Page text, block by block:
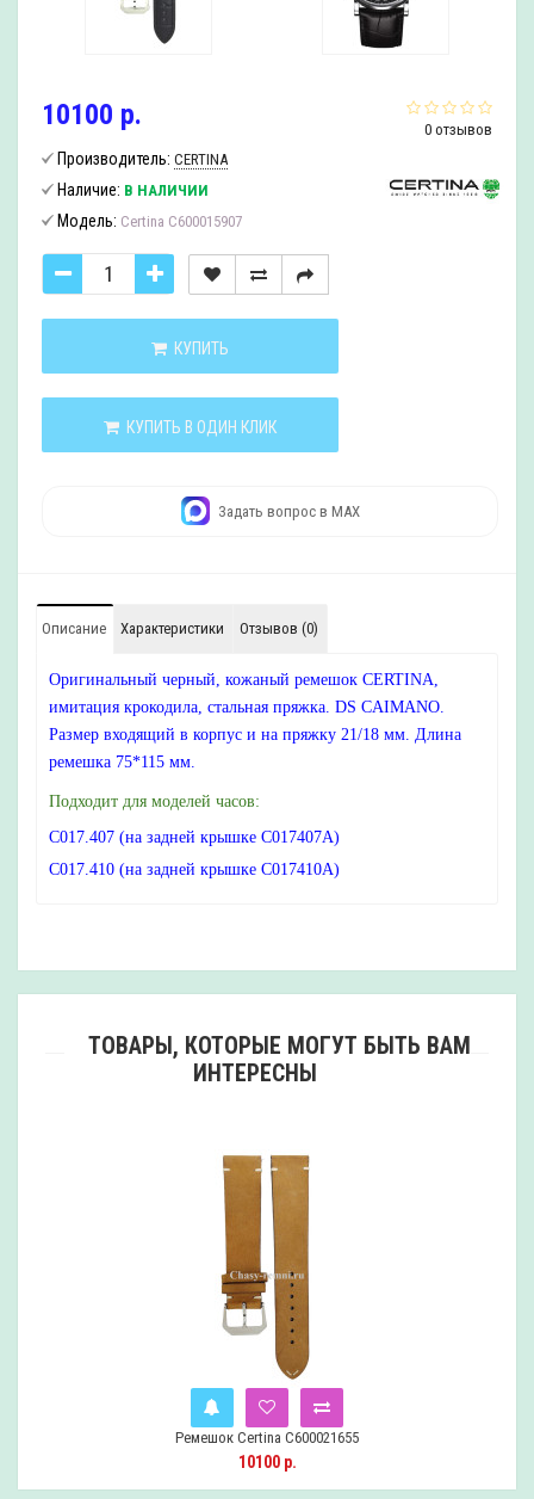
0 отзывов
10100 р.
Производитель: CERTINA
Наличие: В НАЛИЧИИ
Модель: Certina C600015907
КУПИТЬ
КУПИТЬ В ОДИН КЛИК
Задать вопрос в MAX
Описание Характеристики Отзывов (0)
Оригинальный черный, кожаный ремешок CERTINA,
имитация крокодила, стальная пряжка. DS CAIMANO.
Размер входящий в корпус и на пряжку 21/18 мм. Длина
ремешка 75*115 мм.
Подходит для моделей часов:
C017.407 (на задней крышке C017407A)
C017.410 (на задней крышке C017410A)
ТОВАРЫ, КОТОРЫЕ МОГУТ БЫТЬ ВАМ
ИНТЕРЕСНЫ
Уведомить
Ремешок Certina C600021655
10100 р.